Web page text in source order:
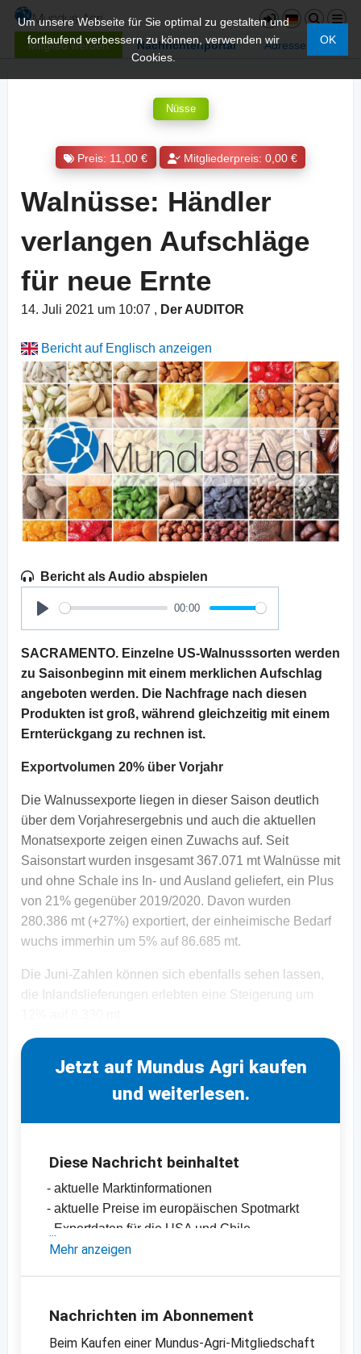
Mitglied werden Nachrichtenportal Adressen
Um unsere Webseite für Sie optimal zu gestalten und
fortlaufend verbessern zu können, verwenden wir
Cookies.
OK
Nüsse
Preis: 11,00 € Mitgliederpreis: 0,00 €
Walnüsse: Händler
verlangen Aufschläge
für neue Ernte
14. Juli 2021 um 10:07 , Der AUDITOR
Bericht auf Englisch anzeigen
Bericht als Audio abspielen
Play
00:00
SACRAMENTO. Einzelne US-Walnusssorten werden
zu Saisonbeginn mit einem merklichen Aufschlag
angeboten werden. Die Nachfrage nach diesen
Produkten ist groß, während gleichzeitig mit einem
Ernterückgang zu rechnen ist.
Exportvolumen 20% über Vorjahr
Die Walnussexporte liegen in dieser Saison deutlich
über dem Vorjahresergebnis und auch die aktuellen
Monatsexporte zeigen einen Zuwachs auf. Seit
Saisonstart wurden insgesamt 367.071 mt Walnüsse mit
und ohne Schale ins In- und Ausland geliefert, ein Plus
von 21% gegenüber 2019/2020. Davon wurden
280.386 mt (+27%) exportiert, der einheimische Bedarf
wuchs immerhin um 5% auf 86.685 mt.
Die Juni-Zahlen können sich ebenfalls sehen lassen,
die Inlandslieferungen erlebten eine Steigerung um
Jetzt auf Mundus Agri kaufen
und weiterlesen.
Diese Nachricht beinhaltet
- aktuelle Marktinformationen
- aktuelle Preise im europäischen Spotmarkt
- Exportdaten für die USA und Chile
-weitere Preischarts
Mehr anzeigen
Nachrichten im Abonnement
Beim Kaufen einer Mundus-Agri-Mitgliedschaft